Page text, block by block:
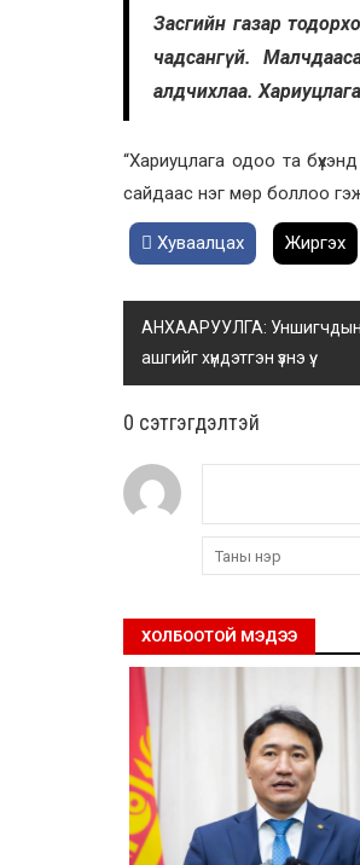
Засгийн газар
чадсангүй.
алдчихлаа.
“Хариуцлага одоо та
сайдаас нэг мөр боллоо
Хуваалцах Жиргэх
АНХААРУУЛГА: Уншигчдын
ашгийг хүндэтгэн үзнэ үү.
0 cэтгэгдэлтэй
ХОЛБООТОЙ МЭДЭЭ